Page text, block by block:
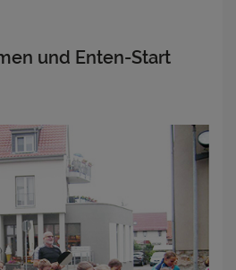
und Enten-Start